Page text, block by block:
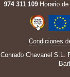
974 311 109 Horario
Condiciones
Conrado Chavanel S.L.